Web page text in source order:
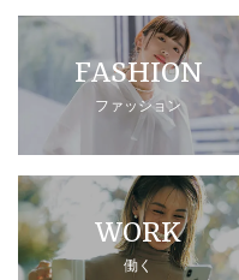
FASHION
ファッション
WORK
働く